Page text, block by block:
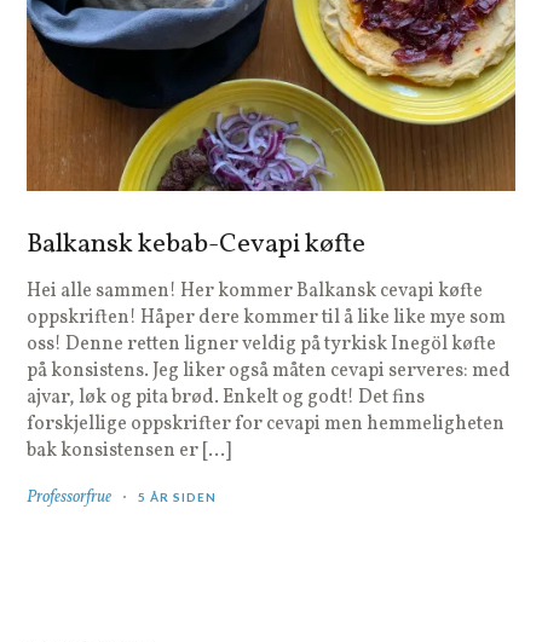
Balkansk kebab-Cevapi køfte
Hei alle sammen! Her kommer Balkansk cevapi køfte
oppskriften! Håper dere kommer til å like like mye som
oss! Denne retten ligner veldig på tyrkisk Inegöl køfte
på konsistens. Jeg liker også måten cevapi serveres: med
ajvar, løk og pita brød. Enkelt og godt! Det fins
forskjellige oppskrifter for cevapi men hemmeligheten
bak konsistensen er […]
Professorfrue 5 ÅR SIDEN